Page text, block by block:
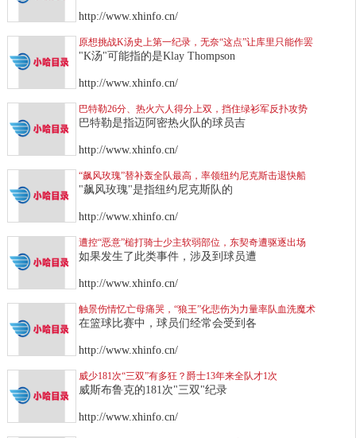
http://www.xhinfo.cn/
原想挑战K汤史上第一纪录，无奈“这点”让库里只能作罢
"K汤"可能指的是Klay Thompson
http://www.xhinfo.cn/
巴特勒26分、热火六人得分上双，挡住绿衫军反扑攻势
巴特勒是指迈阿密热火队的球员吉
http://www.xhinfo.cn/
“飙风玫瑰”替补轰全队最高，率领纽约尼克斯击退快船
"飙风玫瑰"是指纽约尼克斯队的
http://www.xhinfo.cn/
遭控“恶意”槌打骑士少主软弱部位，东契奇遭驱逐出场
如果发生了此类事件，涉及到球员遭
http://www.xhinfo.cn/
触景伤情忆亡母痛哭，“狼王”化悲伤为力量率队血洗魔术
在篮球比赛中，球员们经常会受到各
http://www.xhinfo.cn/
威少181次“三双”有多狂？爵士13年来全队才1次
威斯布鲁克的181次"三双"纪录
http://www.xhinfo.cn/